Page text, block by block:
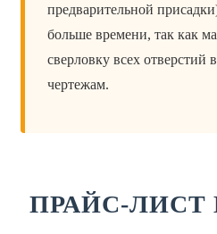
предварительной
больше времени, так как
сверловку всех отверстий
чертежам.
ПРАЙС-ЛИСТ